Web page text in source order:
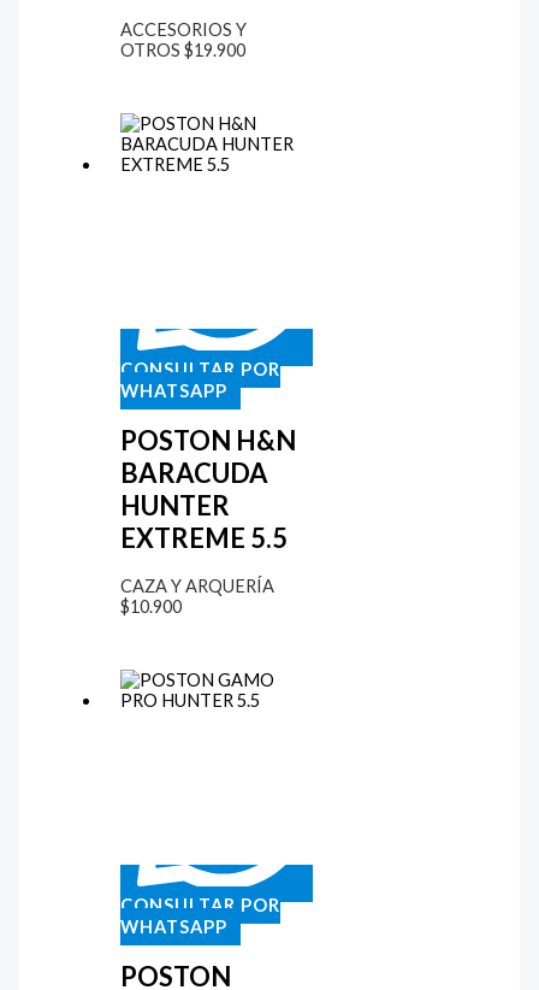
ACCESORIOS Y
OTROS $19.900
CONSULTAR POR
WHATSAPP
POSTON H&N
BARACUDA
HUNTER
EXTREME 5.5
CAZA Y ARQUERÍA
$10.900
CONSULTAR POR
WHATSAPP
POSTON